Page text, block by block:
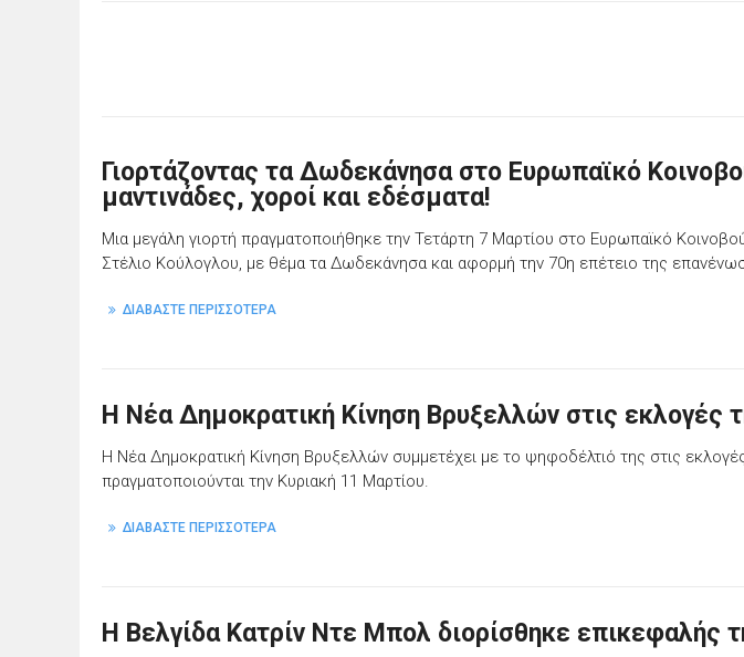
Γιορτάζοντας τα Δωδεκάνησα στο Ευρωπαϊκό
μαντινάδες, χοροί και εδέσματα!
Μια μεγάλη γιορτή πραγματοποιήθηκε την Τετάρτη 7 Μαρτίου στο Ευρωπαϊκό
Στέλιο Κούλογλου, με θέμα τα Δωδεκάνησα και αφορμή την 70η επέτειο της
ΔΙΑΒΑΣΤΕ ΠΕΡΙΣΣΟΤΕΡΑ
Η Νέα Δημοκρατική Κίνηση Βρυξελλών στις εκλογές
Η Νέα Δημοκρατική Κίνηση Βρυξελλών συμμετέχει με το ψηφοδέλτιό της στις
πραγματοποιούνται την Κυριακή 11 Μαρτίου.
ΔΙΑΒΑΣΤΕ ΠΕΡΙΣΣΟΤΕΡΑ
Η Βελγίδα Κατρίν Ντε Μπολ διορίσθηκε επικεφαλής